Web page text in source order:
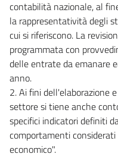
contabilità nazionale, al
la rappresentatività degli
cui si riferiscono. La
programmata con
delle entrate da emanare
anno.
2. Ai fini dell'elaborazione
settore si tiene anche
specifici indicatori definiti
comportamenti
economico".